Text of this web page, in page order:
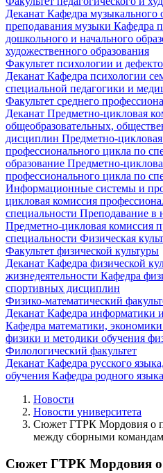
Деканат Кафедра музыкального
преподавания музыки Кафедра
дошкольного и начального
художественного образования
Факультет психологии и
Деканат Кафедра психологии
специальной педагогики и
Факультет среднего
Деканат Предметно-цикловая
общеобразовательных,
дисциплин Предметно-
профессионального цикла по
образование Предметно-
профессионального цикла по
Информационные системы и
цикловая комиссия
специальности Преподавание в
Предметно-цикловая комиссия
специальности Физическая
Факультет физической культуры
Деканат Кафедра физической
жизнедеятельности Кафедра
спортивных дисциплин
Физико-математический
Деканат Кафедра информатики
Кафедра математики,
физики и методики обучения
Филологический факультет
Деканат Кафедра русского
обучения Кафедра родного
Новости
Новости университета
Сюжет ГТРК Мордовия о
между сборными
Сюжет ГТРК Мордовия